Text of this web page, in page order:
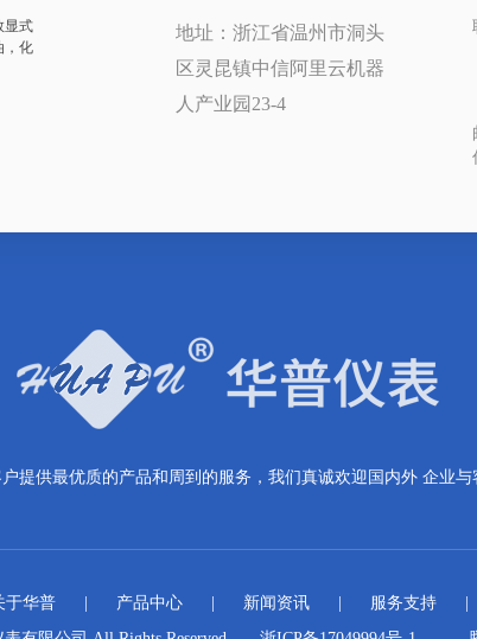
显式
，化
地址：浙江省温州市洞头
区灵昆镇中信阿里云机器
人产业园23-4
提供最优质的产品和周到的服务，我们真诚欢迎国内外 企业与
于华普 产品中心 新闻资讯 服务支持